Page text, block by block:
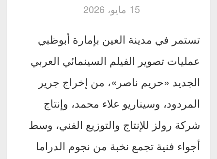
15 مايو، 2026
تستمر في مدينة العين بإمارة أبوظبي
عمليات تصوير الفيلم السينمائي العربي
الجديد «حريم ناصر»، من إخراج جرير
المردود، وسيناريو علاء محمد، وإنتاج
شركة رولز للإنتاج والتوزيع الفني، وسط
أجواء فنية تجمع نخبة من نجوم الدراما